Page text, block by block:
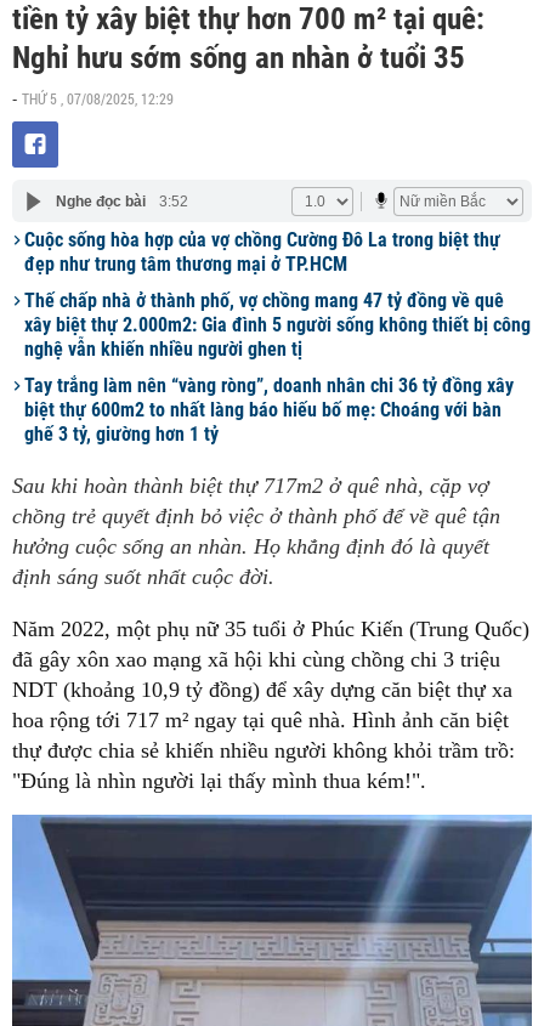
tiền tỷ xây biệt thự hơn 700 m² tại quê:
Nghỉ hưu sớm sống an nhàn ở tuổi 35
- THỨ 5 , 07/08/2025, 12:29
Nghe đọc bài 3:52
Cuộc sống hòa hợp của vợ chồng Cường Đô La trong biệt thự
đẹp như trung tâm thương mại ở TP.HCM
Thế chấp nhà ở thành phố, vợ chồng mang 47 tỷ đồng về quê
xây biệt thự 2.000m2: Gia đình 5 người sống không thiết bị công
nghệ vẫn khiến nhiều người ghen tị
Tay trắng làm nên “vàng ròng”, doanh nhân chi 36 tỷ đồng xây
biệt thự 600m2 to nhất làng báo hiếu bố mẹ: Choáng với bàn
ghế 3 tỷ, giường hơn 1 tỷ
Sau khi hoàn thành biệt thự 717m2 ở quê nhà, cặp vợ
chồng trẻ quyết định bỏ việc ở thành phố để về quê tận
hưởng cuộc sống an nhàn. Họ khẳng định đó là quyết
định sáng suốt nhất cuộc đời.
Năm 2022, một phụ nữ 35 tuổi ở Phúc Kiến (Trung Quốc)
đã gây xôn xao mạng xã hội khi cùng chồng chi 3 triệu
NDT (khoảng 10,9 tỷ đồng) để xây dựng căn biệt thự xa
hoa rộng tới 717 m² ngay tại quê nhà. Hình ảnh căn biệt
thự được chia sẻ khiến nhiều người không khỏi trầm trồ:
"Đúng là nhìn người lại thấy mình thua kém!".